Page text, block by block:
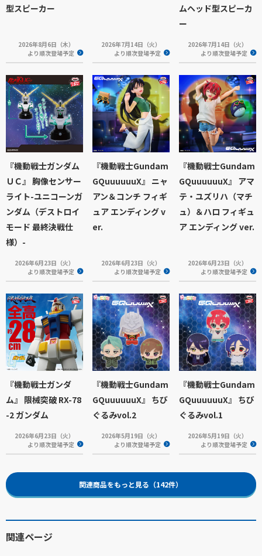
型スピーカー
2026年8月6日（木）
より順次登場予定
2026年7月14日（火）
より順次登場予定
ムヘッド型スピーカ
ー
2026年7月14日（火）
より順次登場予定
『機動戦士ガンダム
ＵＣ』 胸像センサー
ライト-ユニコーンガ
ンダム（デストロイ
モード 最終決戦仕
様）-
2026年6月23日（火）
より順次登場予定
『機動戦士Gundam
GQuuuuuuX』 ニャ
アン＆コンチ フィギ
ュア エンディング v
er.
2026年6月23日（火）
より順次登場予定
『機動戦士Gundam
GQuuuuuuX』 アマ
テ・ユズリハ（マチ
ュ）＆ハロ フィギュ
ア エンディング ver.
2026年6月23日（火）
より順次登場予定
『機動戦士ガンダ
ム』 限械突破 RX-78
-2 ガンダム
2026年6月23日（火）
より順次登場予定
『機動戦士Gundam
GQuuuuuuX』 ちび
ぐるみvol.2
2026年5月19日（火）
より順次登場予定
『機動戦士Gundam
GQuuuuuuX』 ちび
ぐるみvol.1
2026年5月19日（火）
より順次登場予定
関連商品をもっと見る（142件）
関連ページ